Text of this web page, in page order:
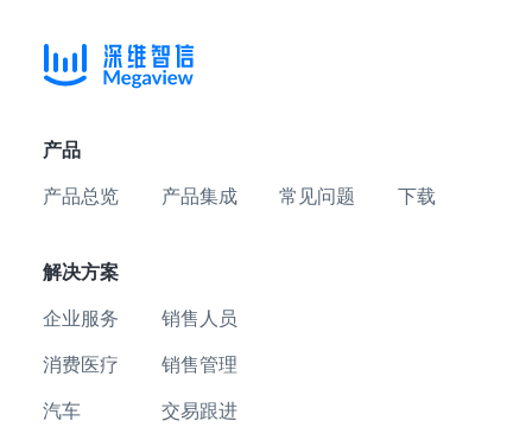
产品
产品总览 产品集成 常见问题 下载
解决方案
企业服务
消费医疗
汽车
销售人员
销售管理
交易跟进